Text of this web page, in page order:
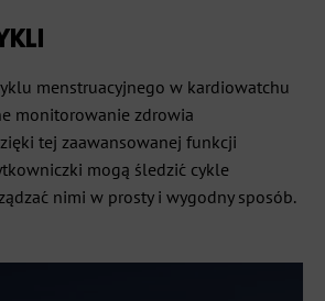
menstruacyjnego w kardiowatchu
monitorowanie zdrowia
tej zaawansowanej funkcji
mogą śledzić cykle
nimi w prosty i wygodny sposób.